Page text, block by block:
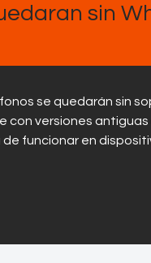
sin
se quedarán sin
con versiones
de funcionar en